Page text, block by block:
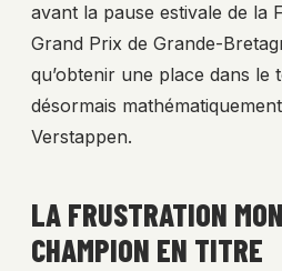
avant la pause estivale de la
Grand Prix de Grande-
qu’obtenir une place dans le
désormais
Verstappen.
LA FRUSTRATION
CHAMPION EN TITRE